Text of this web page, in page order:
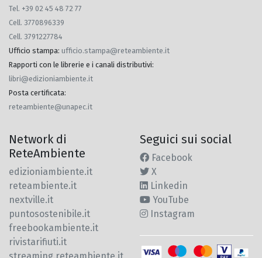
Tel. +39 02 45 48 72 77
Cell. 3770896339
Cell. 3791227784
Ufficio stampa: ufficio.stampa@reteambiente.it
Rapporti con le librerie e i canali distributivi:
libri@edizioniambiente.it
Posta certificata:
reteambiente@unapec.it
Network di
ReteAmbiente
edizioniambiente.it
reteambiente.it
nextville.it
puntosostenibile.it
freebookambiente.it
rivistarifiuti.it
Seguici sui social
Facebook
X
Linkedin
YouTube
Instagram